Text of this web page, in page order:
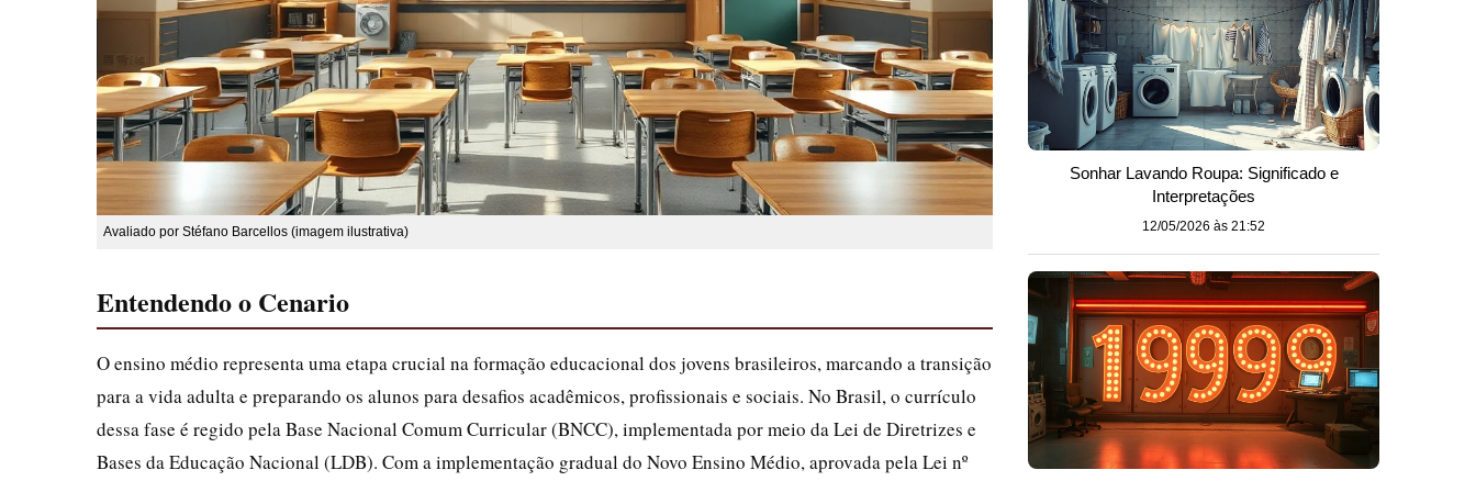
Avaliado por Stéfano Barcellos (imagem ilustrativa)
Entendendo o Cenario
O ensino médio representa uma etapa crucial na formação educacional dos jovens brasileiros, marcando a transição
para a vida adulta e preparando os alunos para desafios acadêmicos, profissionais e sociais. No Brasil, o currículo
dessa fase é regido pela Base Nacional Comum Curricular (BNCC), implementada por meio da Lei de Diretrizes e
Bases da Educação Nacional (LDB). Com a implementação gradual do Novo Ensino Médio, aprovada pela Lei nº
Sonhar Lavando Roupa: Significado e
Interpretações
12/05/2026 às 21:52